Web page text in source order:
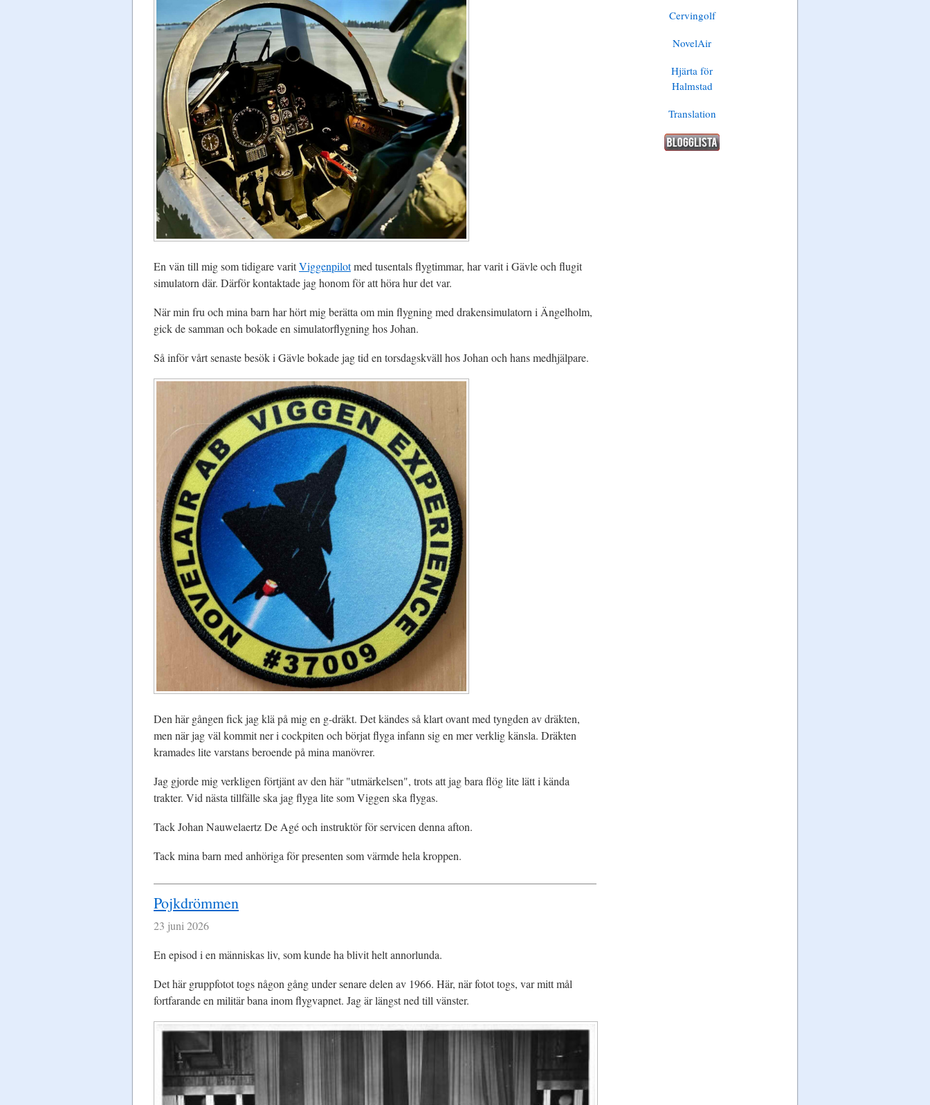
En vän till mig som tidigare varitViggenpilotmed tusentals flygtimmar, har varit i Gävle och flugit
simulatorn där. Därför kontaktade jag honom för att höra hur det var.
När min fru och mina barn har hört mig berätta om min flygning med drakensimulatorn i Ängelholm,
gick de samman och bokade en simulatorflygning hos Johan.
Så inför vårt senaste besök i Gävle bokade jag tid en torsdagskväll hos Johan och hans medhjälpare.
Den här gången fick jag klä på mig en g-dräkt. Det kändes så klart ovant med tyngden av dräkten,
men när jag väl kommit ner i cockpiten och börjat flyga infann sig en mer verklig känsla. Dräkten
kramades lite varstans beroende på mina manövrer.
Jag gjorde mig verkligen förtjänt av den här "utmärkelsen", trots att jag bara flög lite lätt i kända
trakter. Vid nästa tillfälle ska jag flyga lite som Viggen ska flygas.
Tack Johan Nauwelaertz De Agé och instruktör för servicen denna afton.
Tack mina barn med anhöriga för presenten som värmde hela kroppen.
Pojkdrömmen
23 juni 2026
En episod i en människas liv, som kunde ha blivit helt annorlunda.
Det här gruppfotot togs någon gång under senare delen av 1966. Här, när fotot togs, var mitt mål
fortfarande en militär bana inom flygvapnet. Jag är längst ned till vänster.
Cervingolf
NovelAir
Hjärta för
Halmstad
Translation